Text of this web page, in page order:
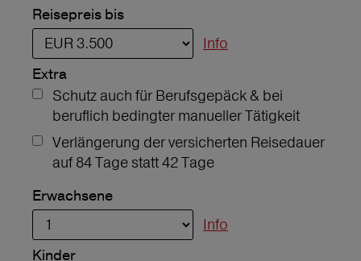
Reisepreis bis
Info
Extra
Schutz auch für Berufsgepäck & bei
beruflich bedingter manueller Tätigkeit
Verlängerung der versicherten Reisedauer
auf 84 Tage statt 42 Tage
Erwachsene
Info
Kinder